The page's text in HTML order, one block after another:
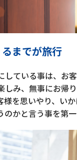
までが旅行
している事は、お
しみ、無事にお帰
様を思いやり、い
かと言う事を第一